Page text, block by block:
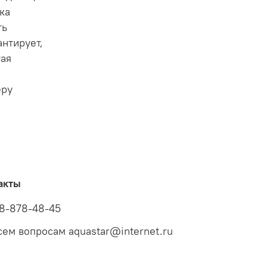
878-48-45
вопросам aquastar@internet.ru